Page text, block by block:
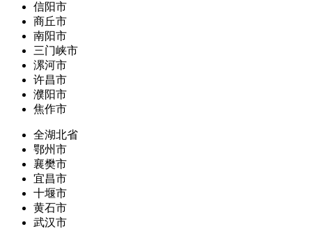
信阳市
商丘市
南阳市
三门峡市
漯河市
许昌市
濮阳市
焦作市
全湖北省
鄂州市
襄樊市
宜昌市
十堰市
黄石市
武汉市